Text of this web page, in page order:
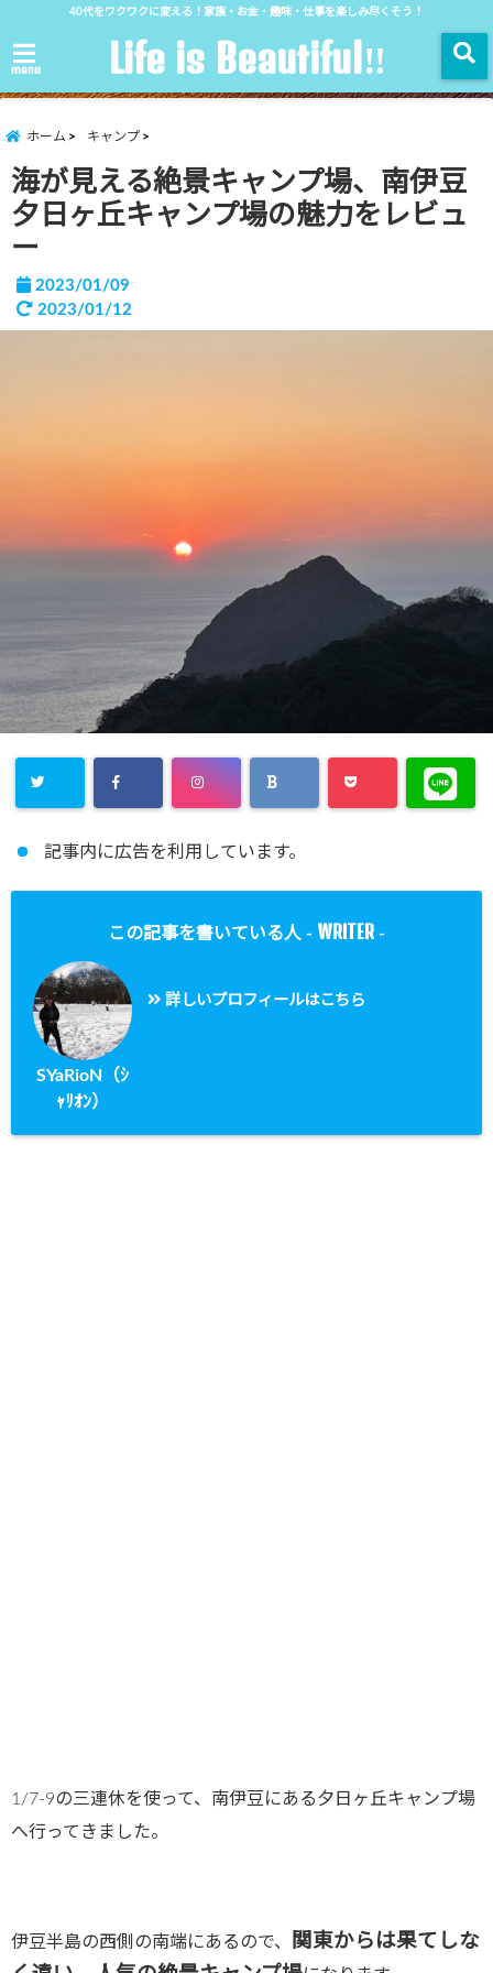
40代をワクワクに変える！家族・お金・趣味・仕事を楽しみ尽くそう！
menu Life is Beautiful‼︎
ホーム キャンプ
海が見える絶景キャンプ場、南伊豆
夕日ヶ丘キャンプ場の魅力をレビュ
ー
2023/01/09
2023/01/12
記事内に広告を利用しています。
この記事を書いている人 - WRITER -
SYaRioN（ｼ
ｬﾘｵﾝ）
詳しいプロフィールはこちら
1/7-9の三連休を使って、南伊豆にある夕日ヶ丘キャンプ場
へ行ってきました。
伊豆半島の西側の南端にあるので、
関東からは果てしな